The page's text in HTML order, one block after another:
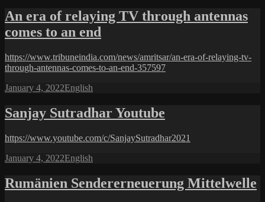
An era of relaying TV through antennas
comes to an end
https://www.tribuneindia.com/news/amritsar/an-era-of-relaying-tv-
through-antennas-comes-to-an-end-357597
Posted
January 4, 2022Categories
English
Sanjay Sutradhar Youtube
https://www.youtube.com/c/SanjaySutradhar2021
Posted
January 4, 2022Categories
English
Rumänien Sendererneuerung Mittelwelle